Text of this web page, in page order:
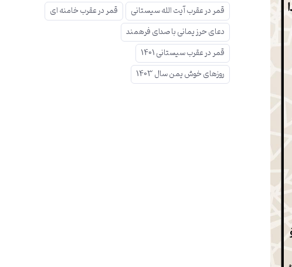
قمر در عقرب آیت الله سیستانی
قمر در عقرب خامنه ای
دعای حرز یمانی با صدای فرهمند
قمر در عقرب سیستانی 1401
روزهای خوش یمن سال 1403